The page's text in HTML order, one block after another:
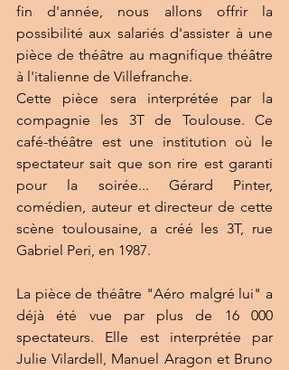
fin d'année, nous allons offrir la
possibilité aux salariés d'assister à une
pièce de théâtre au magnifique théâtre
à l'italienne de Villefranche.
Cette pièce sera interprétée par la
compagnie les 3T de Toulouse. Ce
café-théâtre est une institution où le
spectateur sait que son rire est garanti
pour la soirée... Gérard Pinter,
comédien, auteur et directeur de cette
scène toulousaine, a créé les 3T, rue
Gabriel Peri, en 1987.
La pièce de théâtre "Aéro malgré lui" a
déjà été vue par plus de 16 000
spectateurs. Elle est interprétée par
Julie Vilardell, Manuel Aragon et Bruno